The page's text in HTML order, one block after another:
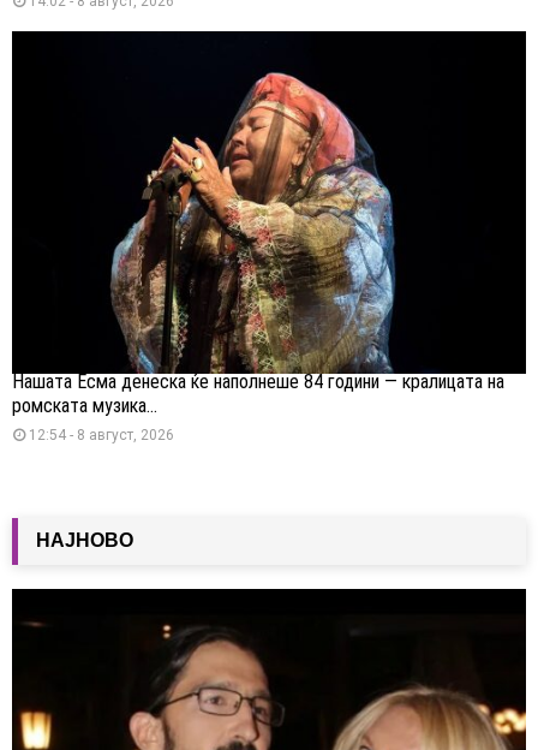
Нашата Есма денеска ќе наполнеше 84 години — кралицата на
ромската музика...
12:54 - 8 август, 2026
НАЈНОВО